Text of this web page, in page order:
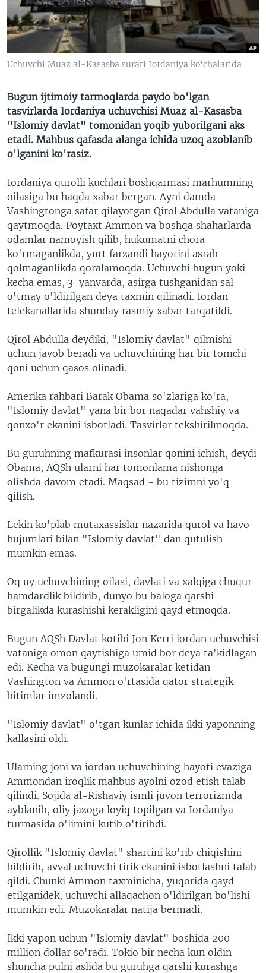
VIDEO
XABARLAR SURATLARDA
ODNOKLASSNIKI
TELEGRAM
TWITTER
Uchuvchi Muaz al-Kasasba surati Iordaniya ko'chalarida
Bugun ijtimoiy tarmoqlarda paydo bo'lgan
tasvirlarda Iordaniya uchuvchisi Muaz al-Kasasba
"Islomiy davlat" tomonidan yoqib yuborilgani aks
etadi. Mahbus qafasda alanga ichida uzoq azoblanib
o'lganini ko'rasiz.
Iordaniya qurolli kuchlari boshqarmasi marhumning
oilasiga bu haqda xabar bergan. Ayni damda
Vashingtonga safar qilayotgan Qirol Abdulla vataniga
qaytmoqda. Poytaxt Ammon va boshqa shaharlarda
odamlar namoyish qilib, hukumatni chora
ko'rmaganlikda, yurt farzandi hayotini asrab
qolmaganlikda qoralamoqda. Uchuvchi bugun yoki
kecha emas, 3-yanvarda, asirga tushganidan sal
o'tmay o'ldirilgan deya taxmin qilinadi. Iordan
telekanallarida shunday rasmiy xabar tarqatildi.
Qirol Abdulla deydiki, "Islomiy davlat" qilmishi
uchun javob beradi va uchuvchining har bir tomchi
qoni uchun qasos olinadi.
Amerika rahbari Barak Obama so'zlariga ko'ra,
"Islomiy davlat" yana bir bor naqadar vahshiy va
qonxo'r ekanini isbotladi. Tasvirlar tekshirilmoqda.
Bu guruhning mafkurasi insonlar qonini ichish, deydi
Obama, AQSh ularni har tomonlama nishonga
olishda davom etadi. Maqsad - bu tizimni yo'q
qilish.
Lekin ko'plab mutaxassislar nazarida qurol va havo
hujumlari bilan "Islomiy davlat" dan qutulish
mumkin emas.
Oq uy uchuvchining oilasi, davlati va xalqiga chuqur
hamdardlik bildirib, dunyo bu baloga qarshi
birgalikda kurashishi kerakligini qayd etmoqda.
Bugun AQSh Davlat kotibi Jon Kerri iordan uchuvchisi
vataniga omon qaytishiga umid bor deya ta'kidlagan
edi. Kecha va bugungi muzokaralar ketidan
Vashington va Ammon o'rtasida qator strategik
bitimlar imzolandi.
"Islomiy davlat" o'tgan kunlar ichida ikki yaponning
kallasini oldi.
Ularning joni va iordan uchuvchining hayoti evaziga
Ammondan iroqlik mahbus ayolni ozod etish talab
qilindi. Sojida al-Rishaviy ismli juvon terrorizmda
ayblanib, oliy jazoga loyiq topilgan va Iordaniya
turmasida o'limini kutib o'tiribdi.
Qirollik "Islomiy davlat" shartini ko'rib chiqishini
bildirib, avval uchuvchi tirik ekanini isbotlashni talab
qildi. Chunki Ammon taxminicha, yuqorida qayd
etilganidek, uchuvchi allaqachon o'ldirilgan bo'lishi
mumkin edi. Muzokaralar natija bermadi.
Ikki yapon uchun "Islomiy davlat" boshida 200
million dollar so'radi. Tokio bir necha kun oldin
shuncha pulni aslida bu guruhga qarshi kurashga